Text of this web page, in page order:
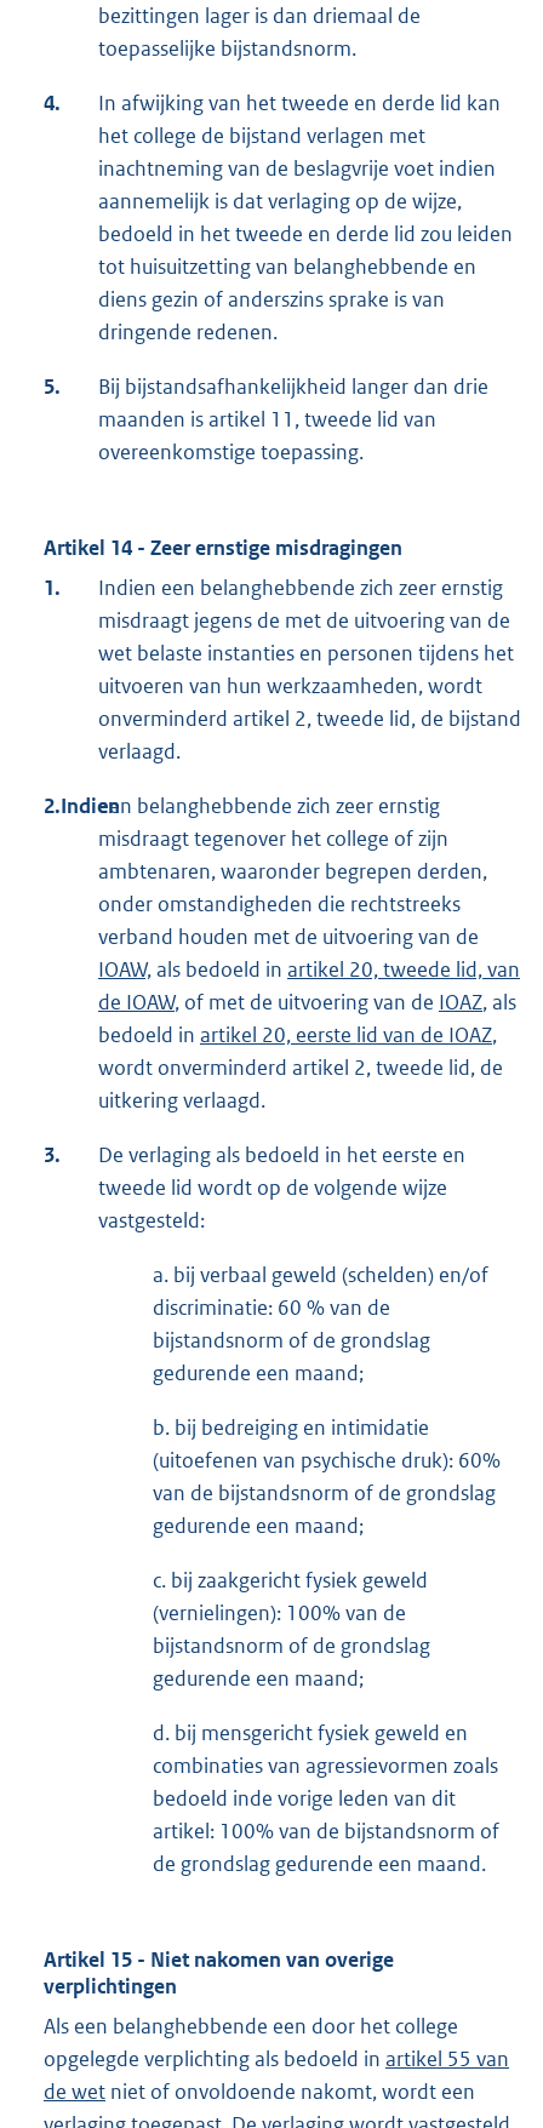
bezittingen lager is dan driemaal de
toepasselijke bijstandsnorm.
4.
In afwijking van het tweede en derde lid kan
het college de bijstand verlagen met
inachtneming van de beslagvrije voet indien
aannemelijk is dat verlaging op de wijze,
bedoeld in het tweede en derde lid zou leiden
tot huisuitzetting van belanghebbende en
diens gezin of anderszins sprake is van
dringende redenen.
5.
Bij bijstandsafhankelijkheid langer dan drie
maanden is artikel 11, tweede lid van
overeenkomstige toepassing.
Artikel 14 - Zeer ernstige misdragingen
1.
Indien een belanghebbende zich zeer ernstig
misdraagt jegens de met de uitvoering van de
wet belaste instanties en personen tijdens het
uitvoeren van hun werkzaamheden, wordt
onverminderd artikel 2, tweede lid, de bijstand
verlaagd.
2.Indieneen belanghebbende zich zeer ernstig
misdraagt tegenover het college of zijn
ambtenaren, waaronder begrepen derden,
onder omstandigheden die rechtstreeks
verband houden met de uitvoering van de
IOAW,als bedoeld in artikel 20, tweede lid, van
de IOAW, of met de uitvoering van de IOAZ, als
bedoeld in artikel 20, eerste lid van de IOAZ,
wordt onverminderd artikel 2, tweede lid, de
uitkering verlaagd.
3.
De verlaging als bedoeld in het eerste en
tweede lid wordt op de volgende wijze
vastgesteld:
a. bij verbaal geweld (schelden) en/of
discriminatie: 60 % van de
bijstandsnorm of de grondslag
gedurende een maand;
b. bij bedreiging en intimidatie
(uitoefenen van psychische druk): 60%
van de bijstandsnorm of de grondslag
gedurende een maand;
c. bij zaakgericht fysiek geweld
(vernielingen): 100% van de
bijstandsnorm of de grondslag
gedurende een maand;
d. bij mensgericht fysiek geweld en
combinaties van agressievormen zoals
bedoeld inde vorige leden van dit
artikel: 100% van de bijstandsnorm of
de grondslag gedurende een maand.
Artikel 15 - Niet nakomen van overige
verplichtingen
Als een belanghebbende een door het college
opgelegde verplichting als bedoeld in artikel 55 van
de wet niet of onvoldoende nakomt, wordt een